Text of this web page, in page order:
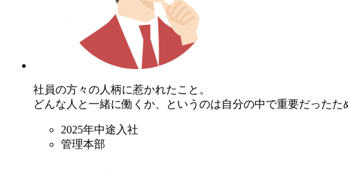
社員の方々の人柄に惹かれたこと。
どんな人と一緒に働くか、というのは自分の中で重要だったた
2025年中途入社
管理本部